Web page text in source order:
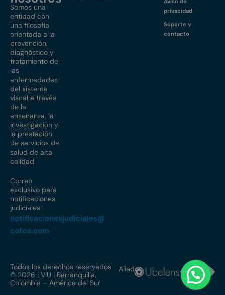
Somos una
entidad con
una filosofía
orientada a la
prevención,
diagnóstico y
tratamiento de
las
enfermedades
del sistema
visual a través
de la
enseñanza, la
investigación y
la prestación
de servicios de
salud de alta
calidad.
Correo
exclusivo para
notificaciones
judiciales:
notificacionesjudiciales@
cofca.com
privacidad
Soporte y
contacto
Todos los derechos reservados
© 2026 | VIU | Barranquilla,
Colombia – América del Sur
Aliados